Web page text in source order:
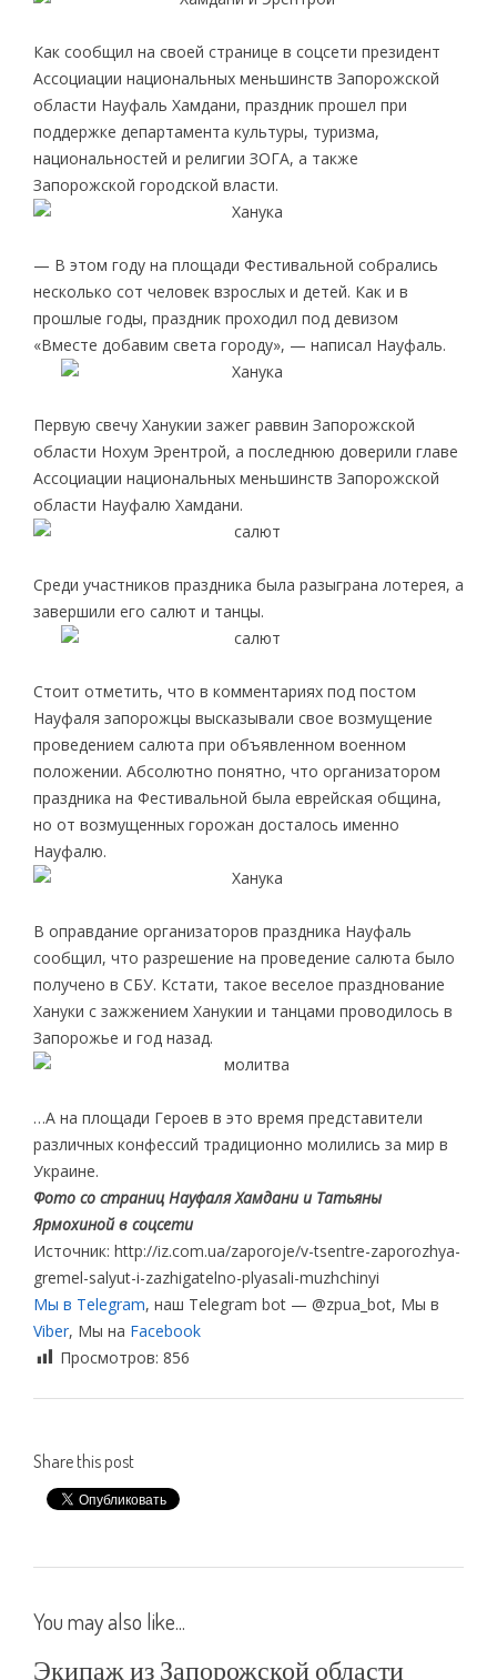
Как сообщил на своей странице в соцсети президент
Ассоциации национальных меньшинств Запорожской
области Науфаль Хамдани, праздник прошел при
поддержке департамента культуры, туризма,
национальностей и религии ЗОГА, а также
Запорожской городской власти.
— В этом году на площади Фестивальной собрались
несколько сот человек взрослых и детей. Как и в
прошлые годы, праздник проходил под девизом
«Вместе добавим света городу», — написал Науфаль.
Первую свечу Ханукии зажег раввин Запорожской
области Нохум Эрентрой, а последнюю доверили главе
Ассоциации национальных меньшинств Запорожской
области Науфалю Хамдани.
Среди участников праздника была разыграна лотерея, а
завершили его салют и танцы.
Стоит отметить, что в комментариях под постом
Науфаля запорожцы высказывали свое возмущение
проведением салюта при объявленном военном
положении. Абсолютно понятно, что организатором
праздника на Фестивальной была еврейская община,
но от возмущенных горожан досталось именно
Науфалю.
В оправдание организаторов праздника Науфаль
сообщил, что разрешение на проведение салюта было
получено в СБУ. Кстати, такое веселое празднование
Хануки с зажжением Ханукии и танцами проводилось в
Запорожье и год назад.
…А на площади Героев в это время представители
различных конфессий традиционно молились за мир в
Украине.
Фото со страниц Науфаля Хамдани и Татьяны
Ярмохиной в соцсети
Источник: http://iz.com.ua/zaporoje/v-tsentre-zaporozhya-
gremel-salyut-i-zazhigatelno-plyasali-muzhchinyi
Мы в Telegram, наш Telegram bot — @zpua_bot, Мы в
Viber, Мы на Facebook
Просмотров: 856
Share this post
You may also like...
Экипаж из Запорожской области